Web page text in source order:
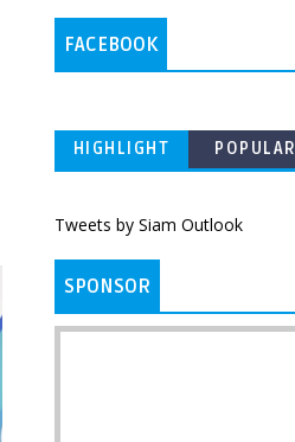
FACEBOOK
HIGHLIGHT POPULAR
Tweets by Siam Outlook
SPONSOR